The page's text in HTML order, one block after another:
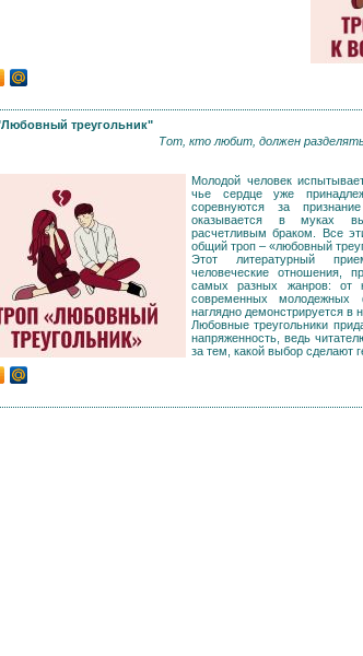
треугольник"
Тот, кто любит, должен
Молодой человек
чье сердце уже
соревнуются за
оказывается в муках
расчетливым браком. Все
общий троп – «любовный
Этот литературный
человеческие отношения,
самых разных жанров: от
современных молодежных
наглядно демонстрируется в
Любовные треугольники
напряженность, ведь
за тем, какой выбор сделают